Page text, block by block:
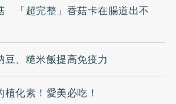
「超完整」香菇卡在腸道出不
豆、糙米飯提高免疫力
化素！愛美必吃！